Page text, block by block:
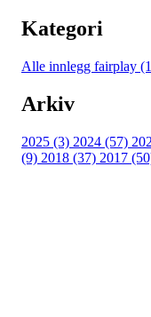
Kategori
Alle innlegg fairplay
Arkiv
2025 (3) 2024 (57)
(9) 2018 (37) 2017